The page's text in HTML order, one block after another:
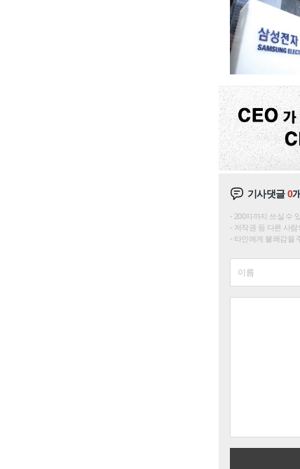
기사댓글0개
200자까지 쓰실 수
저작권 등 다른 사
타인에게 불쾌감을